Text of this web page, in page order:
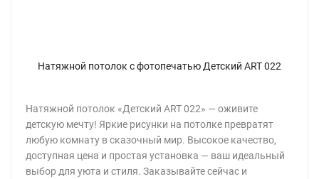
Натяжной потолок с фотопечатью Детский ART 022
Натяжной потолок «Детский ART 022» — оживите
детскую мечту! Яркие рисунки на потолке превратят
любую комнату в сказочный мир. Высокое качество,
доступная цена и простая установка — ваш идеальный
выбор для уюта и стиля. Заказывайте сейчас и